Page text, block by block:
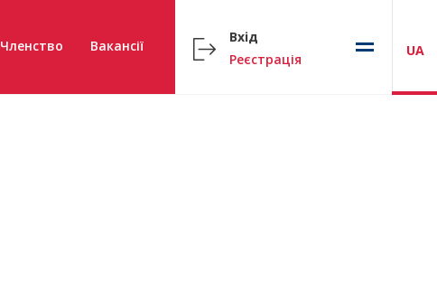
Членство Вакансії
Вхід
Реєстрація
UA